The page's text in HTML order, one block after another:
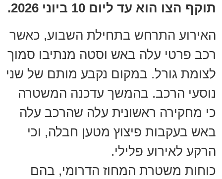
תוקף הצו הוא עד ליום 10 ביוני 2026.
האירוע התרחש בתחילת השבוע, כאשר
רכב פרטי עלה באש וסטה מנתיבו סמוך
לצומת גורל. במקום נקבע מותם של שני
נוסעי הרכב. בהמשך עדכנה המשטרה
כי מחקירה ראשונית עלה שהרכב עלה
באש בעקבות פיצוץ מטען חבלה, וכי
הרקע לאירוע פלילי.
כוחות משטרת המחוז הדרומי, בהם